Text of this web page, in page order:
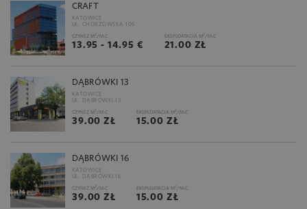
CRAFT
KATOWICE
UL. CHORZOWSKA 105
CZYNSZ M2 /M-C
13.95 - 14.95 €
EKSPLOATACJA M2 /M-C
21.00 ZŁ
DĄBRÓWKI 13
KATOWICE
UL. DĄBRÓWKI 13
CZYNSZ M2 /M-C
39.00 ZŁ
EKSPLOATACJA M2 /M-C
15.00 ZŁ
DĄBRÓWKI 16
KATOWICE
UL. DĄBRÓWKI 16
CZYNSZ M2 /M-C
39.00 ZŁ
EKSPLOATACJA M2 /M-C
15.00 ZŁ